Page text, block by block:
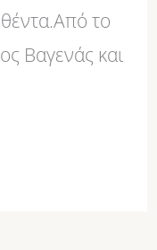
το
Βαγενάς και